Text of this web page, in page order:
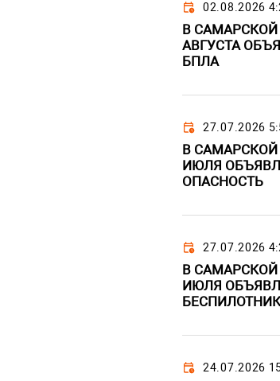
02.08.2026
В
АВГУСТА
БПЛА
27.07.2026
В
ИЮЛЯ
ОПАСНОСТЬ
27.07.2026
В
ИЮЛЯ
24.07.2026